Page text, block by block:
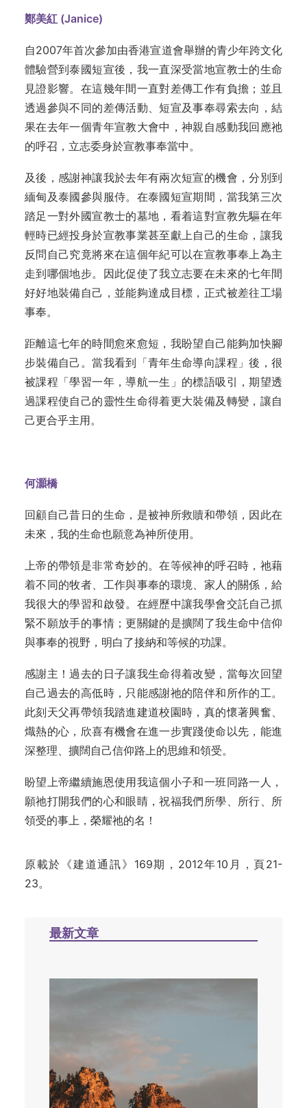
鄭美紅 (Janice)
自2007年首次參加由香港宣道會舉辦的青少年跨文化
體驗營到泰國短宣後，我一直深受當地宣教士的生命
見證影響。在這幾年間一直對差傳工作有負擔；並且
透過參與不同的差傳活動、短宣及事奉尋索去向，結
果在去年一個青年宣教大會中，神親自感動我回應祂
的呼召，立志委身於宣教事奉當中。
及後，感謝神讓我於去年有兩次短宣的機會，分別到
緬甸及泰國參與服侍。在泰國短宣期間，當我第三次
踏足一對外國宣教士的墓地，看着這對宣教先驅在年
輕時已經投身於宣教事業甚至獻上自己的生命，讓我
反問自己究竟將來在這個年紀可以在宣教事奉上為主
走到哪個地步。因此促使了我立志要在未來的七年間
好好地裝備自己，並能夠達成目標，正式被差往工場
事奉。
距離這七年的時間愈來愈短，我盼望自己能夠加快腳
步裝備自己。當我看到「青年生命導向課程」後，很
被課程「學習一年，導航一生」的標語吸引，期望透
過課程使自己的靈性生命得着更大裝備及轉變，讓自
己更合乎主用。
何灝橋
回顧自己昔日的生命，是被神所救贖和帶領，因此在
未來，我的生命也願意為神所使用。
上帝的帶領是非常奇妙的。在等候神的呼召時，祂藉
着不同的牧者、工作與事奉的環境、家人的關係，給
我很大的學習和啟發。在經歷中讓我學會交託自己抓
緊不願放手的事情；更關鍵的是擴闊了我生命中信仰
與事奉的視野，明白了接納和等候的功課。
感謝主！過去的日子讓我生命得着改變，當每次回望
自己過去的高低時，只能感謝祂的陪伴和所作的工。
此刻天父再帶領我踏進建道校園時，真的懷著興奮、
熾熱的心，欣喜有機會在進一步實踐使命以先，能進
深整理、擴闊自己信仰路上的思維和領受。
盼望上帝繼續施恩使用我這個小子和一班同路一人，
願祂打開我們的心和眼睛，祝福我們所學、所行、所
領受的事上，榮耀祂的名！
原載於《建道通訊》169期，2012年10月，頁21-
23。
最新文章